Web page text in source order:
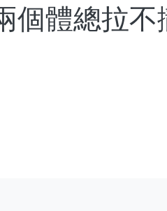
個體總拉不